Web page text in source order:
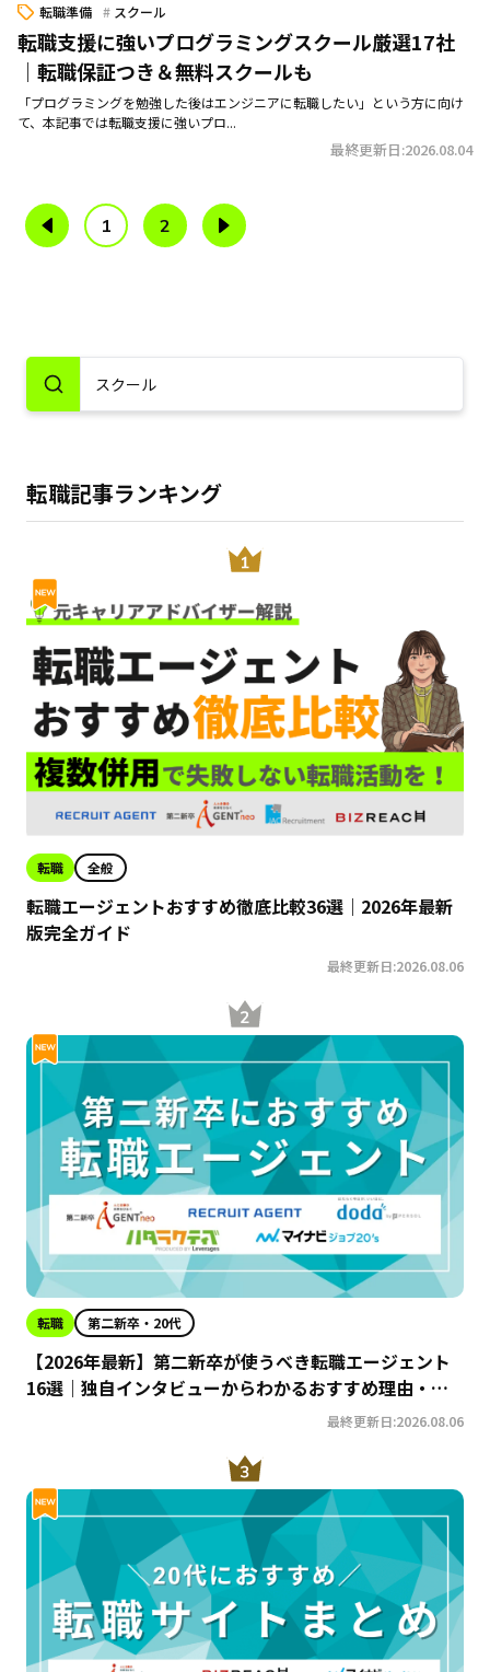
転職準備
スクール
転職支援に強いプログラミングスクール厳選17社
｜転職保証つき＆無料スクールも
「プログラミングを勉強した後はエンジニアに転職したい」という方に向け
て、本記事では転職支援に強いプロ...
最終更新日:2026.08.04
1 2
転職記事ランキング
転職 全般
転職エージェントおすすめ徹底比較36選｜2026年最新
版完全ガイド
最終更新日:2026.08.06
転職 第二新卒・20代
【2026年最新】第二新卒が使うべき転職エージェント
16選｜独自インタビューからわかるおすすめ理由・サ
最終更新日:2026.08.06